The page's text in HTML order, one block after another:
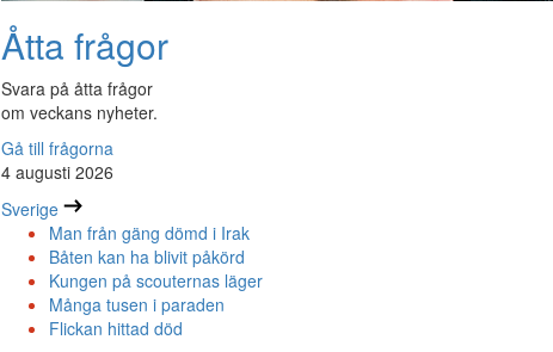
Åtta frågor
Svara på åtta frågor
om veckans nyheter.
Gå till frågorna
4 augusti 2026
Sverige
Man från gäng dömd i Irak
Båten kan ha blivit påkörd
Kungen på scouternas läger
Många tusen i paraden
Flickan hittad död